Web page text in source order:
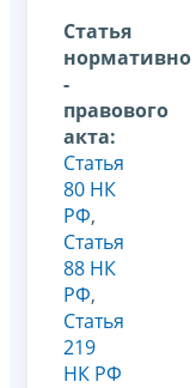
Статья
нормативно
-
правового
акта:
Статья
80 НК
РФ,
Статья
88 НК
РФ,
Статья
219
НК РФ